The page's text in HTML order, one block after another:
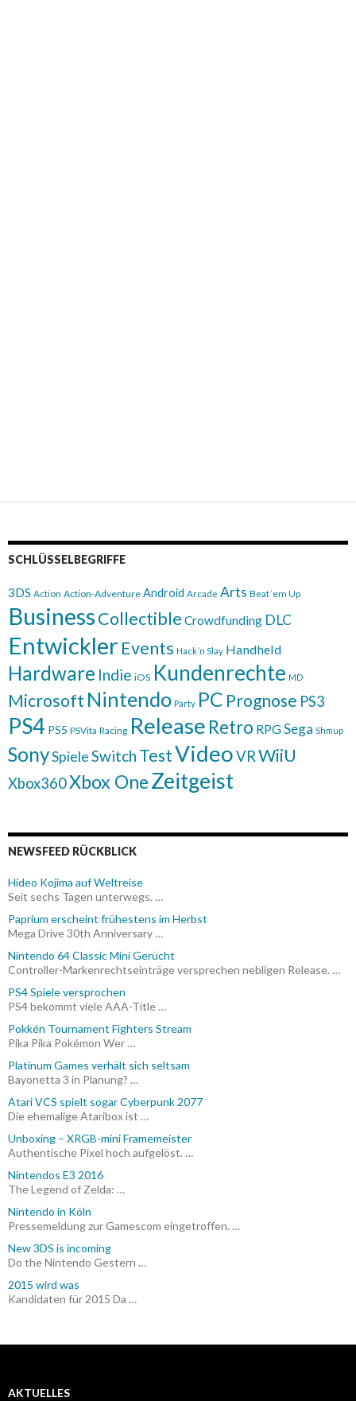
SCHLÜSSELBEGRIFFE
3DS Action Action-Adventure Android Arcade Arts Beat´em Up
BusinessCollectible Crowdfunding DLC
Entwickler Events Hack´n Slay Handheld
Hardware Indie iOS Kundenrechte MD
Microsoft Nintendo Party PC Prognose PS3
PS4 PS5 PSVita Racing Release Retro RPGSega Shmup
SonySpieleSwitch TestVideoVRWiiU
Xbox360Xbox OneZeitgeist
NEWSFEED RÜCKBLICK
Hideo Kojima auf Weltreise
Seit sechs Tagen unterwegs. …
Paprium erscheint frühestens im Herbst
Mega Drive 30th Anniversary …
Nintendo 64 Classic Mini Gerücht
Controller-Markenrechtseinträge versprechen nebligen Release. …
PS4 Spiele versprochen
PS4 bekommt viele AAA-Title …
Pokkén Tournament Fighters Stream
Pika Pika Pokémon Wer …
Platinum Games verhält sich seltsam
Bayonetta 3 in Planung? …
Atari VCS spielt sogar Cyberpunk 2077
Die ehemalige Ataribox ist …
Unboxing – XRGB-mini Framemeister
Authentische Pixel hoch aufgelöst. …
Nintendos E3 2016
The Legend of Zelda: …
Nintendo in Köln
Pressemeldung zur Gamescom eingetroffen. …
New 3DS is incoming
Do the Nintendo Gestern …
2015 wird was
Kandidaten für 2015 Da …
AKTUELLES